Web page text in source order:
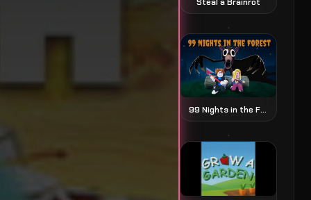
99 Nights in the Forest 森林中的99夜